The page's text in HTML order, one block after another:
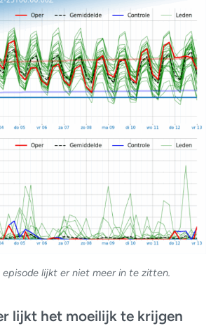
episode lijkt er niet meer in te zitten.
lijkt het moeilijk te krijgen